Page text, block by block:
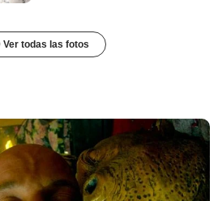
Ver todas las fotos